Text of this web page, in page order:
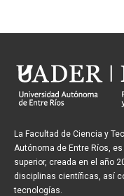
La Facultad de Ciencia y
Autónoma de Entre Ríos,
superior, creada en el año
disciplinas científicas, así
tecnologías.